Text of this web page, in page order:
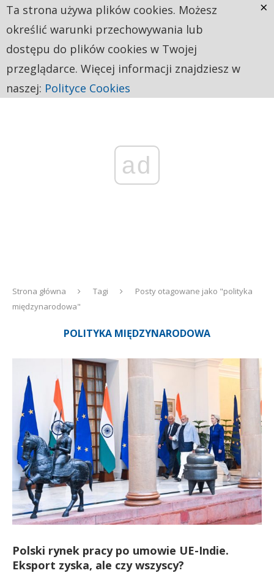
ad
Strona główna Tagi
Posty otagowane jako "polityka
międzynarodowa"
POLITYKA MIĘDZYNARODOWA
Polski rynek pracy po umowie UE-Indie.
Eksport zyska, ale czy wszyscy?
Ta strona używa plików cookies. Możesz
określić warunki przechowywania lub
dostępu do plików cookies w Twojej
przeglądarce. Więcej informacji znajdziesz w
naszej: Polityce Cookies
×